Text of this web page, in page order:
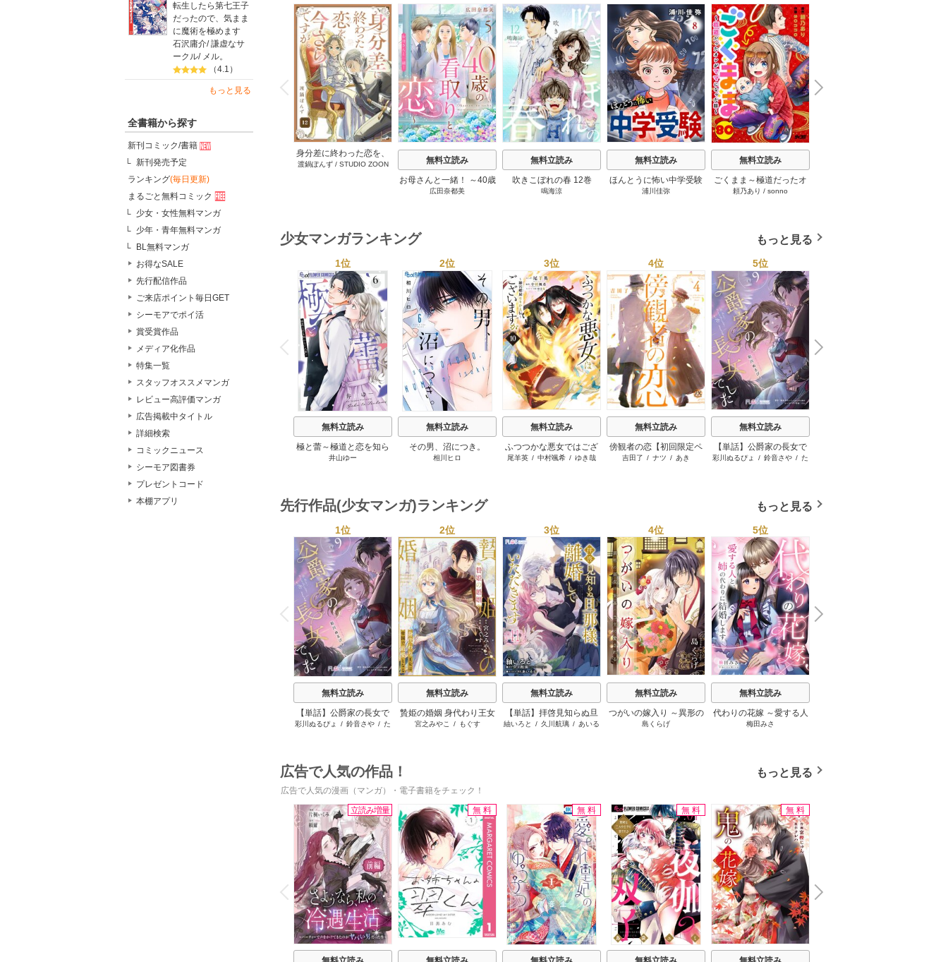
転生したら第七王子
だったので、気まま
に魔術を極めます
石沢庸介/謙虚なサ
ークル/ メル。
（4.1）
もっと見る
全書籍から探す
新刊コミック/書籍
新刊発売予定
ランキング(毎日更新)
まるごと無料コミック
少女・女性無料マンガ
少年・青年無料マンガ
BL無料マンガ
お得なSALE
先行配信作品
ご来店ポイント毎日GET
シーモアでポイ活
賞受賞作品
メディア化作品
特集一覧
スタッフオススメマンガ
レビュー高評価マンガ
広告掲載中タイトル
詳細検索
コミックニュース
シーモア図書券
プレゼントコード
本棚アプリ
P
r
e
v
i
o
u
s
身分差に終わった恋を、
今さらですが。 12巻
渡鍋ぽんず/ STUDIO ZOON
無料立読み
お母さんと一緒！ ～40歳
の看取りと恋～【分冊
広田奈都美
無料立読み
吹きこぼれの春 12巻
鳴海涼
無料立読み
ほんとうに怖い中学受験
【分冊版】 8巻
浦川佳弥
無料立読み
ごくまま～極道だったオ
レがママになった話～
頼乃あり / sonno
N
e
x
t
少女マンガランキング もっと見る
P
r
e
v
i
o
u
s
1位
無料立読み
極と蕾～極道と恋を知ら
ない人妻と～
井山ゆー
2位
無料立読み
その男、沼につき。
相川ヒロ
3位
無料立読み
ふつつかな悪女ではござ
いますが ～雛宮蝶鼠とり
尾羊英 / 中村颯希 / ゆき哉
4位
無料立読み
傍観者の恋【初回限定ペ
ーパー付】【電子限定特
吉田了 / ナツ / あき
5位
無料立読み
【単話】公爵家の長女で
した
彩川ぬるぴょ / 鈴音さや / た
N
e
x
t
先行作品(少女マンガ)ランキング もっと見る
P
r
e
v
i
o
u
s
1位
無料立読み
【単話】公爵家の長女で
した
彩川ぬるぴょ / 鈴音さや / た
2位
無料立読み
贄姫の婚姻 身代わり王女
は帝国で最愛となる
宮之みやこ / もぐす
3位
無料立読み
【単話】拝啓見知らぬ旦
那様、離婚していただき
紬いろと / 久川航璃 / あいる
4位
無料立読み
つがいの嫁入り ～異形の
巫女は朱雀の当主に愛さ
島くらげ
5位
無料立読み
代わりの花嫁 ～愛する人
と、姉の代わりに結婚し
梅田みさ
N
e
x
t
広告で人気の作品！ もっと見る
広告で人気の漫画（マンガ）・電子書籍をチェック！
P
r
e
v
i
o
u
s
立読み増量 無料 無料 無料 無料
N
e
x
t